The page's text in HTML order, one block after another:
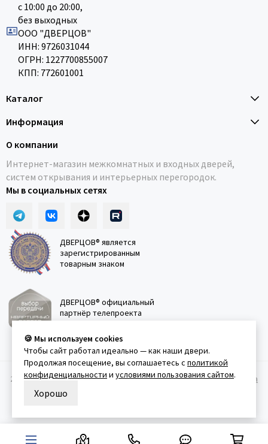
с 10:00 до 20:00,
без выходных
ООО "ДВЕРЦОВ"
ИНН: 9726031044
ОГРН: 1227700855007
КПП: 772601001
Каталог
Информация
О компании
Интернет-магазин межкомнатных и входных дверей,
систем открывания и интерьерных перегородок.
Мы в социальных сетях
ДВЕРЦОВ® является
зарегистрированным
товарным знаком
ДВЕРЦОВ® официальный
партнёр телепроекта
2011-2026 © Дверцов.Карта сайта Публичная оферта Политика
конфеденциальности
🍪 Мы используем cookies
Чтобы сайт работал идеально — как наши двери.
Продолжая посещение, вы соглашаетесь с политикой
конфиденциальности и условиями пользования сайтом.
Хорошо